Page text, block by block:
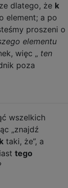
dlatego, że k
element; a po
proszeni o
elementu
więc „ ten
poza
wszelkich
„znajdź
taki, że”, a
tego